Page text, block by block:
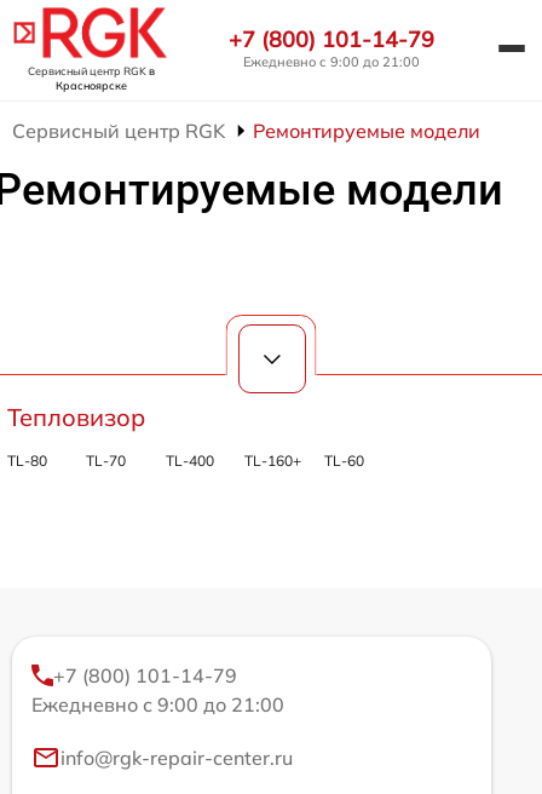
Сервисный центр RGKв
Красноярске
+7 (800) 101-14-79
Ежедневно с 9:00 до 21:00
Сервисный центр RGK Ремонтируемые модели
модели
Тепловизор
TL-80 TL-70 TL-400 TL-160+ TL-60
+7 (800) 101-14-79
Ежедневно с 9:00 до 21:00
info@rgk-repair-center.ru